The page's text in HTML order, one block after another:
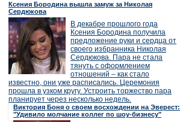
Ксения Бородина вышла замуж за Николая
Сердюкова
В декабре прошлого года
Ксения Бородина получила
предложение руки и сердца от
своего избранника Николая
Сердюкова. Пара не стала
тянуть с оформлением
отношений – как стало
известно, они уже расписались. Церемония
прошла в узком кругу. Устроить торжество пара
планирует через несколько недель.
Виктория Боня о своем восхождении на Эверест:
"Удивило молчание коллег по шоу-бизнесу"